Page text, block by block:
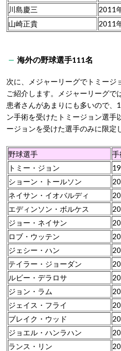
川島慶三
2011
山崎正貴
2011
海外の野球選手111名
次に、メジャーリーグでトミージ
ご紹介します。メジャーリーグで
患者さんがあまりにも多いので、
ン手術を受けたトミージョン選手
ージョンを受けた選手のみに限定
野球選手 手
トミー・ジョン
ショーン・トールソン
ネイサン・イオバルディ
エディンソン・ボルケス
ジョー・ネイサン
ロブ・ウッテン
ジェシー・ハン
テイラー・ジョーダン
ルビー・デラロサ
ジョン・ラム
ジェイス・フライ
ブレイク・ウッド
ジョエル・ハンラハン
ランス・リン